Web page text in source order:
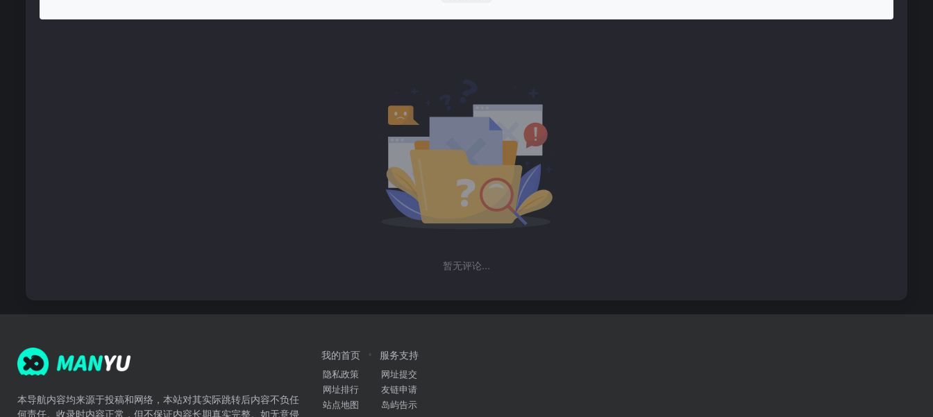
暂无评论...
本导航内容均来源于投稿和网络，本站对其实际跳转后内容不负任
何责任。收录时内容正常，但不保证内容长期真实完整。如无意侵
我的首页
隐私政策
网址排行
站点地图
服务支持
网址提交
友链申请
岛屿告示